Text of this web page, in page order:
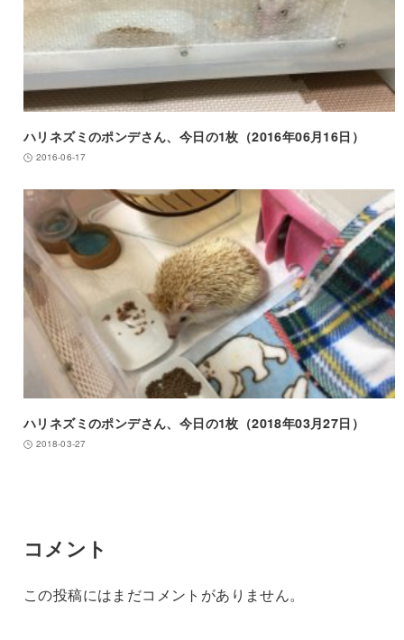
ハリネズミのポンデさん、今日の1枚（2016年06月16日）
2016-06-17
ハリネズミのポンデさん、今日の1枚（2018年03月27日）
2018-03-27
コメント
この投稿にはまだコメントがありません。